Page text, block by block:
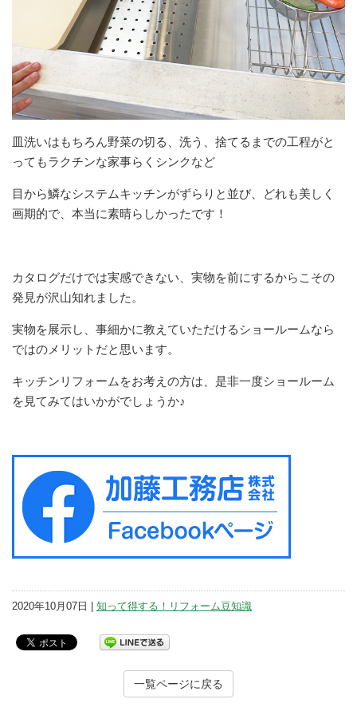
皿洗いはもちろん野菜の切る、洗う、捨てるまでの工程がと
ってもラクチンな家事らくシンクなど
目から鱗なシステムキッチンがずらりと並び、どれも美しく
画期的で、本当に素晴らしかったです！
カタログだけでは実感できない、実物を前にするからこその
発見が沢山知れました。
実物を展示し、事細かに教えていただけるショールームなら
ではのメリットだと思います。
キッチンリフォームをお考えの方は、是非一度ショールーム
を見てみてはいかがでしょうか♪
2020年10月07日 | 知って得する！リフォーム豆知識
一覧ページに戻る